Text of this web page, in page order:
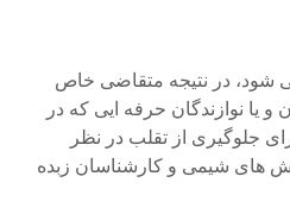
شود، در نتیجه متقاضی خاص
و یا نوازندگان حرفه ایی که در
جلوگیری از تقلب در نظر
های شیمی و کارشناسان زبده